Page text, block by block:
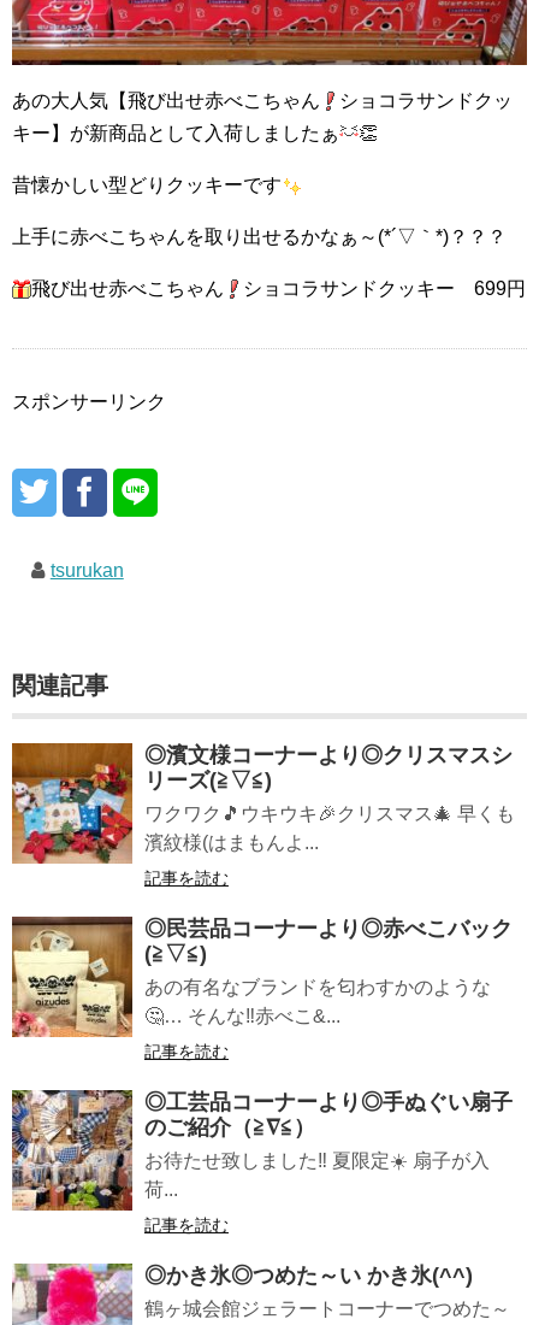
あの大人気【飛び出せ赤べこちゃん
ショコラサンドクッ
キー】が新商品として入荷しましたぁ
👏
昔懐かしい型どりクッキーです
上手に赤べこちゃんを取り出せるかなぁ～(*´▽｀*)？？？
飛び出せ赤べこちゃん ショコラサンドクッキー 699円
スポンサーリンク
tsurukan
関連記事
◎濱文様コーナーより◎クリスマスシ
リーズ(≧▽≦)
ワクワク🎵ウキウキ🎉クリスマス🎄 早くも
濱紋様(はまもんよ...
記事を読む
◎民芸品コーナーより◎赤べこバック
(≧▽≦)
あの有名なブランドを匂わすかのような
🤔… そんな‼️赤べこ&...
記事を読む
◎工芸品コーナーより◎手ぬぐい扇子
のご紹介（≧∇≦）
お待たせ致しました‼️ 夏限定☀️ 扇子が入
荷...
記事を読む
◎かき氷◎つめた～い かき氷(^^)
鶴ヶ城会館ジェラートコーナーでつめた～